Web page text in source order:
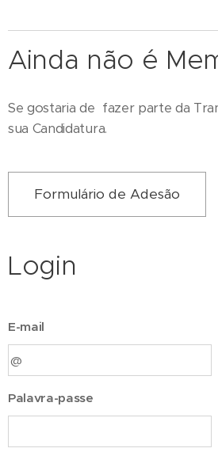
Ainda não é
Se gostaria de fazer parte da
sua Candidatura.
Formulário de Adesão
Login
E-mail
Palavra-passe